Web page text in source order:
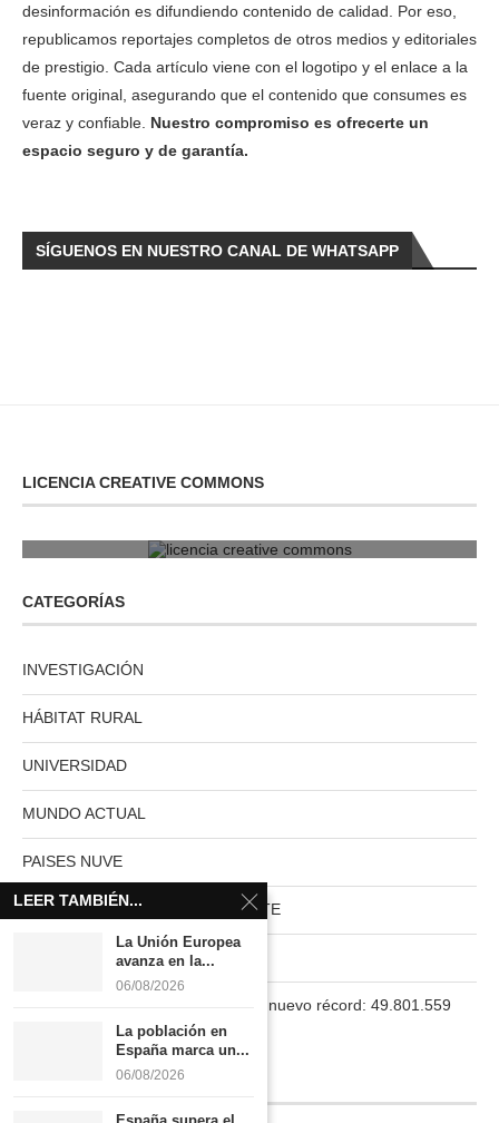
desinformación es difundiendo contenido de calidad. Por eso,
republicamos reportajes completos de otros medios y editoriales
de prestigio. Cada artículo viene con el logotipo y el enlace a la
fuente original, asegurando que el contenido que consumes es
veraz y confiable. Nuestro compromiso es ofrecerte un
espacio seguro y de garantía.
SÍGUENOS EN NUESTRO CANAL DE WHATSAPP
LICENCIA CREATIVE COMMONS
CATEGORÍAS
INVESTIGACIÓN
HÁBITAT RURAL
UNIVERSIDAD
MUNDO ACTUAL
PAISES NUVE
HABITAT RURAL AUTOSUFICIENTE
La población en España marca un nuevo récord: 49.801.559
INFORMACIÓN
LEER TAMBIÉN...
La Unión Europea
avanza en la...
06/08/2026
La población en
España marca un...
06/08/2026